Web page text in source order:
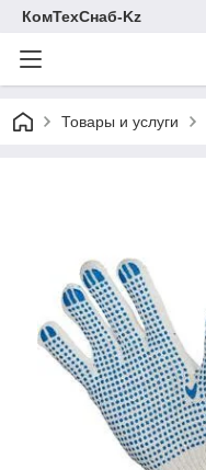
КомТехСнаб-Kz
Товары и услуги